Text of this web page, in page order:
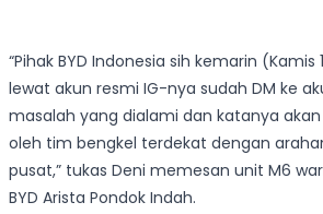
“Pihak BYD Indonesia sih kemarin
lewat akun resmi IG-nya sudah DM ke
masalah yang dialami dan katanya
oleh tim bengkel terdekat dengan
pusat,” tukas Deni memesan unit M6
BYD Arista Pondok Indah.